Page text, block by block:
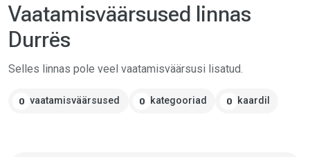
Vaatamisväärsused linnas
Durrës
Selles linnas pole veel vaatamisväärsusi lisatud.
0 vaatamisväärsused 0 kategooriad 0 kaardil